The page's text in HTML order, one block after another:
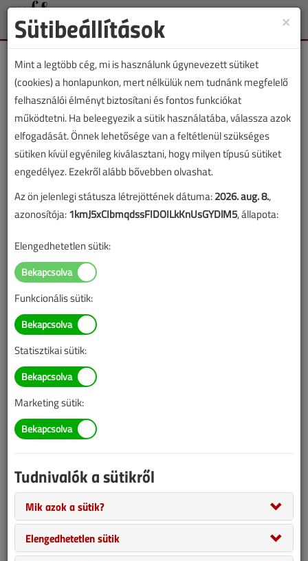
Toggle
Nézze meg, mikor lesz a
következő épületgépész
webinárium!
2020. május 11. | VGF&HKL online | 2471 |
Az alábbi tartalom archív, 6 éve frissült utoljára. A cikkben szereplő
információk mára aktualitásukat veszíthették, valamint a tartalom
helyenként hiányos lehet (képek, táblázatok stb.).
Elindult az új tematikus gyűjtőoldalunk, ahol időrendi sorrendben,
naprakészen követheti, hogy milyen élő videóelőadásokat
tartanak a szakma képviselői. Összeszedtük egy csokorba a
következő hetek, hónapok élő adásait és kiegészítettük a
partnereink már elkészült oktatóvideóival.
×
Sütibeállítások
Mint a legtöbb cég, mi is használunk úgynevezett sütiket
(cookies) a honlapunkon, mert nélkülük nem tudnánk megfelelő
felhasználói élményt biztosítani és fontos funkciókat
működtetni. Ha beleegyezik a sütik használatába, válassza azok
elfogadását. Önnek lehetősége van a feltétlenül szükséges
sütiken kívül egyénileg kiválasztani, hogy milyen típusú sütiket
engedélyez. Ezekről alább bővebben olvashat.
Az ön jelenlegi státusza létrejöttének dátuma:2026. aug. 8.,
azonosítója:1kmJ5xCIbmqdssFIDOILkKnUsGYDlM5, állapota:
Elengedhetetlen sütik:
Funkcionális sütik:
Statisztikai sütik:
Marketing sütik:
Tudnivalók a sütikről
Mik azok a sütik?
Elengedhetetlen sütik